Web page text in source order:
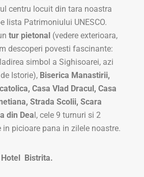
centru locuit din tara noastra
lista Patrimoniului UNESCO.
tur pietonal (vedere exterioara,
descoperi povesti fascinante:
simbol a Sighisoarei, azi
Istorie), Biserica Manastirii,
Casa Vlad Dracul, Casa
Strada Scolii, Scara
din Dea l, cele 9 turnuri si 2
in picioare pana in zilele noastre.
Hotel Bistrita.